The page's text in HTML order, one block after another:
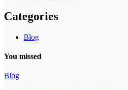
Categories
Blog
You missed
Blog